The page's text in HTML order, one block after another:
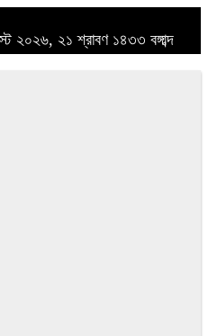
২০২৬, ২১ শ্রাবণ ১৪৩৩ বঙ্গাব্দ